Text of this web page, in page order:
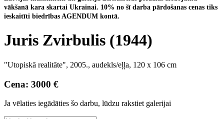
vākšanā kara skartai Ukrainai. 10% no šī darba pārdošanas cenas tiks
ieskaitīti biedrības AGENDUM kontā.
Juris Zvirbulis (1944)
"Utopiskā realitāte", 2005., audekls/eļļa, 120 x 106 cm
Cena: 3000 €
Ja vēlaties iegādāties šo darbu, lūdzu rakstiet galerijai